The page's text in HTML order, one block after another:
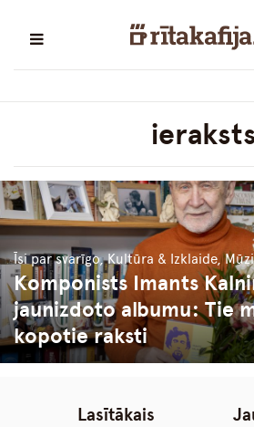
Īsi par svarīgo, Kultūra & Izklaide,
Komponists Imants
jaunizdoto albumu: Tie
kopotie raksti
Lasītākais